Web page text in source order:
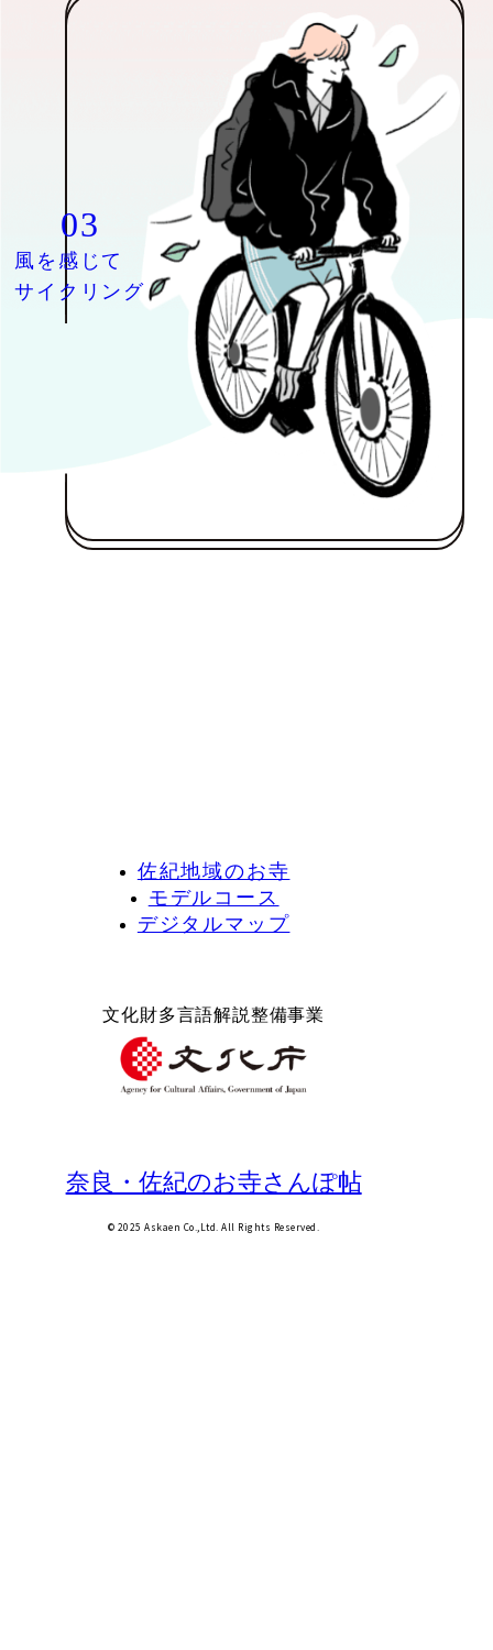
03
風を感じて
サイクリング
奈良・佐紀のお寺さんぽ帖
© 2025 Askaen Co.,Ltd. All Rights Reserved.
佐紀地域のお寺
モデルコース
デジタルマップ
文化財多言語解説整備事業